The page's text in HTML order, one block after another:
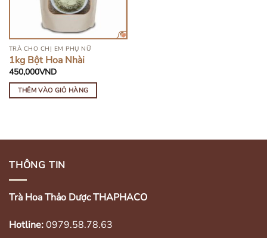
TRÀ CHO CHỊ EM PHỤ NỮ
1kg Bột Hoa Nhài
450,000VND
THÊM VÀO GIỎ HÀNG
THÔNG TIN
Trà Hoa Thảo Dược THAPHACO
Hotline:0979.58.78.63